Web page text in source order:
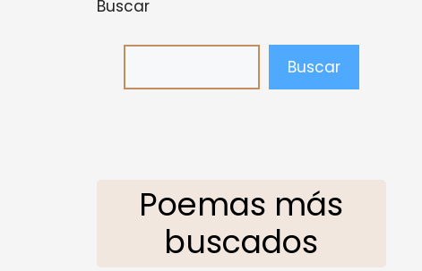
Buscar
Buscar
Poemas más
buscados